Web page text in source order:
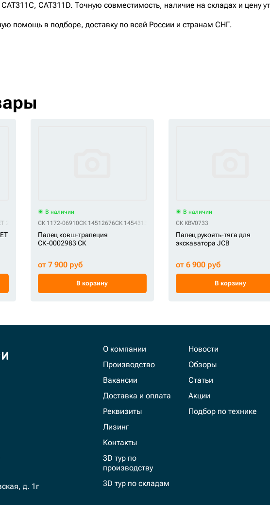
CAT311D. Точную совместимость, наличие на складах и цену
помощь в подборе, доставку по всей России и странам СНГ.
234-3930
В наличии
СК 1172-06910СК 14512676СК 14543130 СК 14616326СК TA-130
Палец ковш-трапеция
СК-0002983 СК
от 7 900 руб
В корзину
В наличии
СК KBV0733
Палец рукоять-тяга для
экскаватора JCB
от 6 900 руб
В корзину
д. 1г
О компании
Производство
Вакансии
Доставка и оплата
Реквизиты
Лизинг
Контакты
3D тур по
производству
3D тур по складам
Новости
Обзоры
Статьи
Акции
Подбор по технике